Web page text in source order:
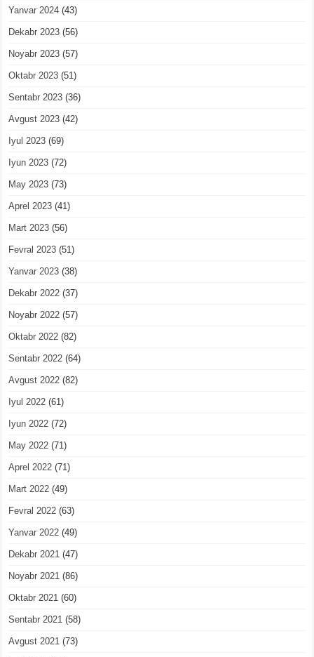
Yanvar 2024 (43)
Dekabr 2023 (56)
Noyabr 2023 (57)
Oktabr 2023 (51)
Sentabr 2023 (36)
Avgust 2023 (42)
Iyul 2023 (69)
Iyun 2023 (72)
May 2023 (73)
Aprel 2023 (41)
Mart 2023 (56)
Fevral 2023 (51)
Yanvar 2023 (38)
Dekabr 2022 (37)
Noyabr 2022 (57)
Oktabr 2022 (82)
Sentabr 2022 (64)
Avgust 2022 (82)
Iyul 2022 (61)
Iyun 2022 (72)
May 2022 (71)
Aprel 2022 (71)
Mart 2022 (49)
Fevral 2022 (63)
Yanvar 2022 (49)
Dekabr 2021 (47)
Noyabr 2021 (86)
Oktabr 2021 (60)
Sentabr 2021 (58)
Avgust 2021 (73)